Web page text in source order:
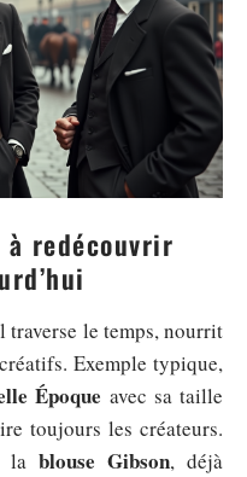
à redécouvrir
traverse le temps, nourrit
Exemple typique,
Époque avec sa taille
toujours les créateurs.
la blouse Gibson, déjà